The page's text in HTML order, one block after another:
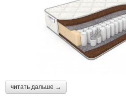
читать дальше →